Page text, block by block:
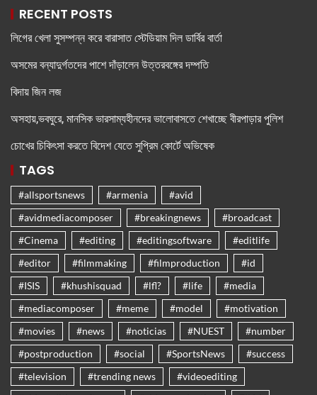
RECENT POSTS
লিগের খেলা সুসম্পন্ন করে বারাসাত স্টেডিয়াম দিল ডার্বির বার্তা
অসমের বন্যাদুর্গতদের পাশে দাঁড়ালেন উত্তরবঙ্গের দম্পতি
বিদায় জিন লজ
অসহায়,ভবঘুরে, মানসিক ভারসাম্যহীনদের ভালোবাসতে শেখাচ্ছে বীরপাড়ার পুলিশ
চোখের চিকিৎসা করতে বিদেশ যেতে সুপ্রিম কোর্টে অভিষেক
TAGS
#allsportsnews #armenia
#avid
#avidmediacomposer
#breakingnews
#broadcast
#Cinema
#editing #editingsoftware
#editlife
#editor
#filmmaking #filmproduction
#id
#ISIS
#khushisquad #lfl? #life
#media
#mediacomposer
#meme #model
#motivation
#movies
#news #noticias #NUEST
#number
#postproduction
#social #SportsNews
#success
#television
#trending news
#videoediting